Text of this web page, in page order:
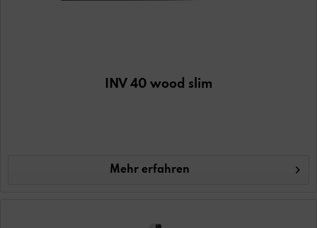
INV 40 wood slim
Mehr erfahren